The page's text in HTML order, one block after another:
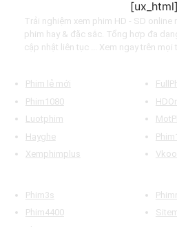
Gái Ngoan (Phần 2)
Good Girls (Season 2) (2019)
Yêu Tinh
The Goblin (2022)